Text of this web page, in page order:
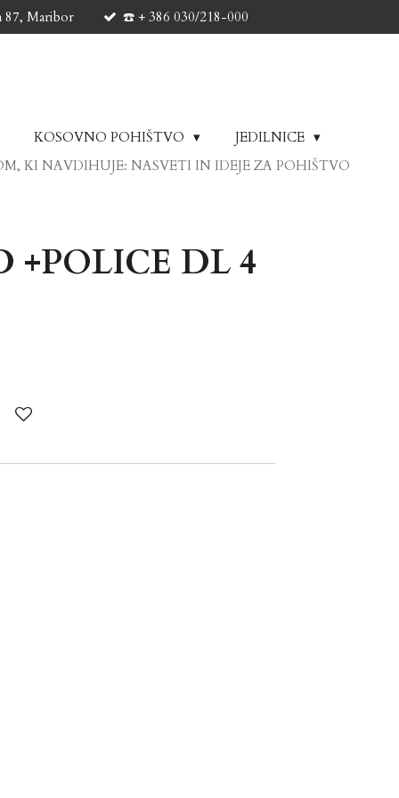
87, Maribor ☎️ + 386 030/218-000
KOSOVNO POHIŠTVO
JEDILNICE
KI NAVDIHUJE: NASVETI IN IDEJE ZA POHIŠTVO
+POLICE DL 4